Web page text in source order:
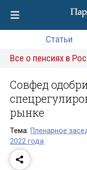
Статьи
Все о пенсиях в
Совфед
рынке
Тема: Пленарное
2022 года